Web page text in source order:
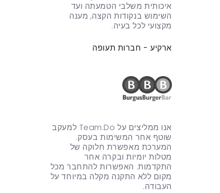
איכותית משלבי הטמעתה ועד
השימוש בנקודות הקצה, מענה
מקצועי לכל בעיה.
ארקיע - חברות תעופה
אנו ממליצים על Team.Do למעקב
שוטף אחר המשימות בעסק.
המערכת מאפשרת חלוקה של
מטלות יומיות ובקרה אחר
התקדמות. האפשרות להתחבר מכל
מקום ללא התקנה מקלה במיוחד על
העבודה.